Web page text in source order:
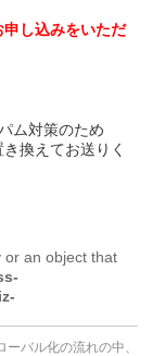
し込みをいただ
ム対策のため
換えてお送りく
or an object that
ーバル化の流れの中、